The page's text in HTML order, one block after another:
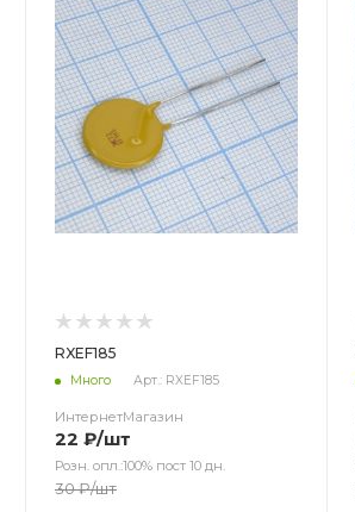
RXEF185
Много Арт.: RXEF185
ИнтернетМагазин
22 ₽/шт
Розн. опл.:100% пост 10 дн.
30₽/шт